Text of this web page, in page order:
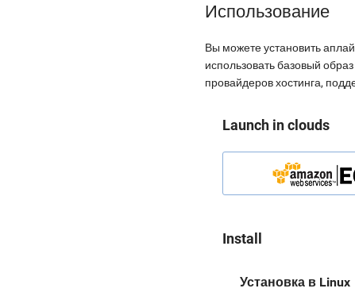
Использование
Вы можете установить
использовать базовый
провайдеров хостинга,
Launch in clouds
Install
Установка в Linux